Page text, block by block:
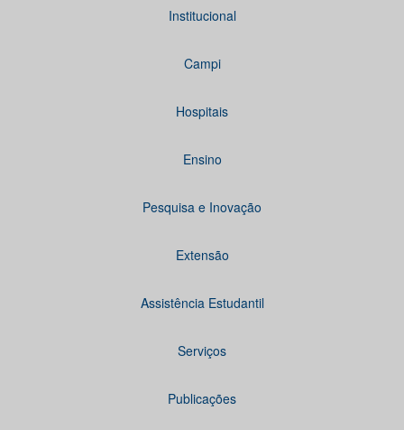
Institucional
Campi
Hospitais
Ensino
Pesquisa e Inovação
Extensão
Assistência Estudantil
Serviços
Publicações